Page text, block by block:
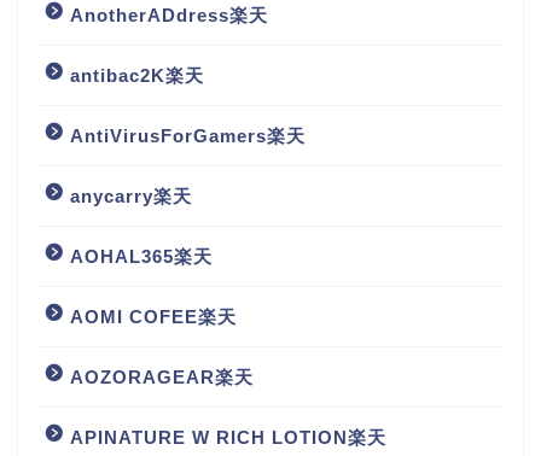
AnotherADdress楽天
antibac2K楽天
AntiVirusForGamers楽天
anycarry楽天
AOHAL365楽天
AOMI COFEE楽天
AOZORAGEAR楽天
APINATURE W RICH LOTION楽天